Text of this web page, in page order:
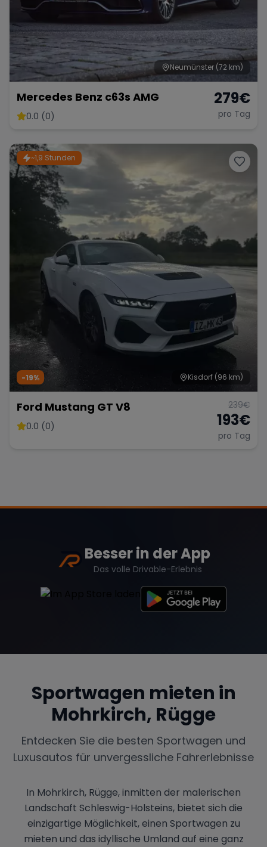
Range Rover Corvette
Neumünster (72 km)
Mercedes Benz c63s AMG
0.0 (0)
279€
pro Tag
~1,9 Stunden
Kisdorf (96 km)
-19%
Ford Mustang GT V8
0.0 (0)
239€
193€
pro Tag
Besser in der App
Das volle Drivable-Erlebnis
Sportwagen mieten in
Mohrkirch, Rügge
Entdecken Sie die besten Sportwagen und
Luxusautos für unvergessliche Fahrerlebnisse
In Mohrkirch, Rügge, inmitten der malerischen
Landschaft Schleswig-Holsteins, bietet sich die
einzigartige Möglichkeit, einen Sportwagen zu
mieten und das idyllische Umland auf eine ganz